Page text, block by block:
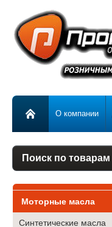
О компании
Поиск по товарам
Моторные масла
Синтетические масла